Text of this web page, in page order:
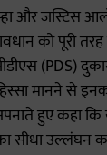
और जस्टिस
को पूरी
(PDS)
मानने से
हुए कहा कि
सीधा उल्लंघन